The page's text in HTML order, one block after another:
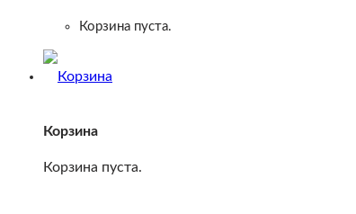
Корзина пуста.
Корзина
Корзина пуста.